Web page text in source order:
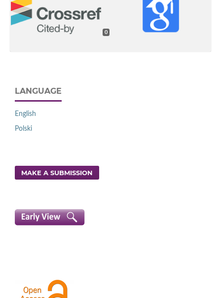
0
LANGUAGE
English
Polski
MAKE A SUBMISSION